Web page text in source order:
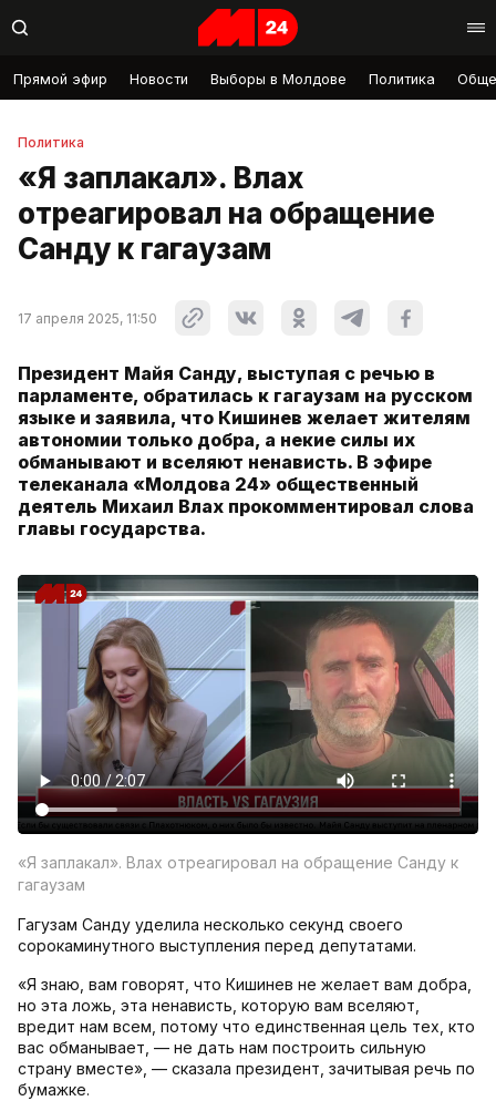
Прямой эфир Новости Выборы в Молдове Политика
Политика
«Я заплакал». Влах
отреагировал на обращение
Санду к гагаузам
17 апреля 2025, 11:50
Президент Майя Санду, выступая с речью в
парламенте, обратилась к гагаузам на русском
языке и заявила, что Кишинев желает жителям
автономии только добра, а некие силы их
обманывают и вселяют ненависть. В эфире
телеканала «Молдова 24» общественный
деятель Михаил Влах прокомментировал слова
главы государства.
«Я заплакал». Влах отреагировал на обращение Санду к
гагаузам
Гагузам Санду уделила несколько секунд своего
сорокаминутного выступления перед депутатами.
«Я знаю, вам говорят, что Кишинев не желает вам добра,
но эта ложь, эта ненависть, которую вам вселяют,
вредит нам всем, потому что единственная цель тех, кто
вас обманывает, — не дать нам построить сильную
страну вместе», — сказала президент, зачитывая речь по
бумажке.